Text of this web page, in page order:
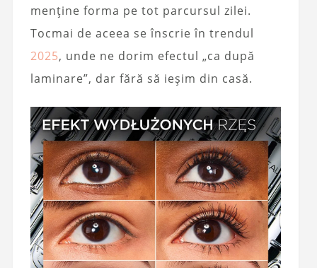
menține forma pe tot parcursul zilei.
Tocmai de aceea se înscrie în trendul
2025, unde ne dorim efectul „ca după
laminare”, dar fără să ieșim din casă.